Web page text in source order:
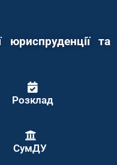
юриспруденції та
Розклад
СумДУ